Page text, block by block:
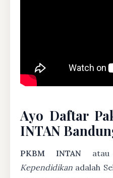
Ayo Daftar
INTAN
PKBM INTAN
Kependidikan adalah